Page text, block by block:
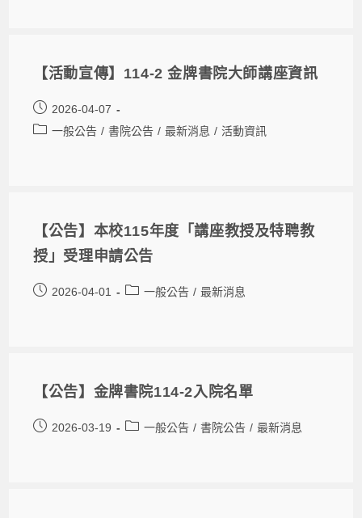
【活動宣傳】114-2 金牌書院大師講座資訊
2026-04-07
一般公告 / 書院公告 / 最新消息 / 活動資訊
【公告】本校115年度「講座教授及特聘教
授」受理申請公告
2026-04-01 一般公告 / 最新消息
【公告】金牌書院114-2入院名單
2026-03-19 一般公告 / 書院公告 / 最新消息